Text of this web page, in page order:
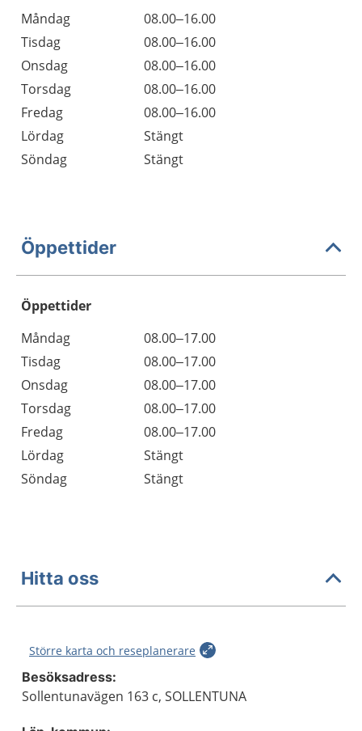
Måndag
08.00–16.00
Tisdag
08.00–16.00
Onsdag
08.00–16.00
Torsdag
08.00–16.00
Fredag
08.00–16.00
Lördag
Stängt
Söndag
Stängt
Öppettider
Öppettider
Dag
Öppettider
Kommentarer
Måndag
08.00–17.00
Tisdag
08.00–17.00
Onsdag
08.00–17.00
Torsdag
08.00–17.00
Fredag
08.00–17.00
Lördag
Stängt
Söndag
Stängt
Hitta oss
Större karta och reseplanerare
Besöksadress:
Sollentunavägen 163 c, SOLLENTUNA